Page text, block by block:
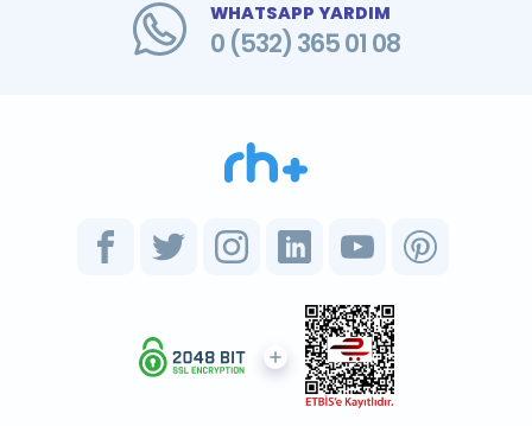
WHATSAPP YARDIM
0 (532) 365 01 08